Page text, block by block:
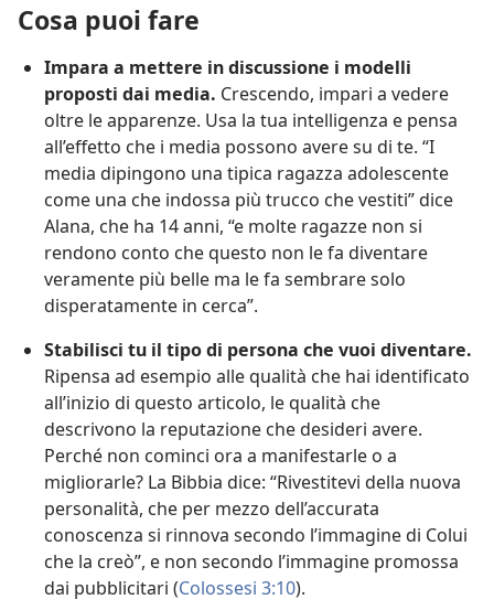
Cosa puoi fare
Impara a mettere in discussione i modelli
proposti dai media. Crescendo, impari a vedere
oltre le apparenze. Usa la tua intelligenza e pensa
all’effetto che i media possono avere su di te. “I
media dipingono una tipica ragazza adolescente
come una che indossa più trucco che vestiti” dice
Alana, che ha 14 anni, “e molte ragazze non si
rendono conto che questo non le fa diventare
veramente più belle ma le fa sembrare solo
disperatamente in cerca”.
Stabilisci tu il tipo di persona che vuoi diventare.
Ripensa ad esempio alle qualità che hai identificato
all’inizio di questo articolo, le qualità che
descrivono la reputazione che desideri avere.
Perché non cominci ora a manifestarle o a
migliorarle? La Bibbia dice: “Rivestitevi della nuova
personalità, che per mezzo dell’accurata
conoscenza si rinnova secondo l’immagine di Colui
che la creò”, e non secondo l’immagine promossa
dai pubblicitari (Colossesi 3:10).